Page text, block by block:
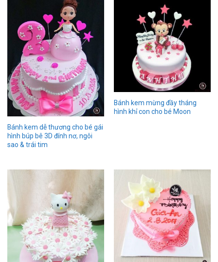
Bánh kem dễ thương cho bé gái
hình búp bê 3D đính nơ, ngôi
sao & trái tim
Bánh kem mừng đầy tháng
hình khỉ con cho bé Moon